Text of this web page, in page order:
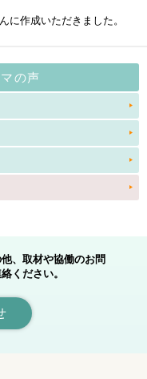
に作成いただきました。
の声
、取材や協働のお問
ください。